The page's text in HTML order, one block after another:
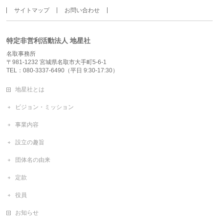
サイトマップ お問い合わせ
特定非営利活動法人 地星社
名取事務所
〒981-1232 宮城県名取市大手町5-6-1
TEL：080-3337-6490（平日 9:30-17:30）
地星社とは
ビジョン・ミッション
事業内容
設立の趣旨
団体名の由来
定款
役員
お知らせ